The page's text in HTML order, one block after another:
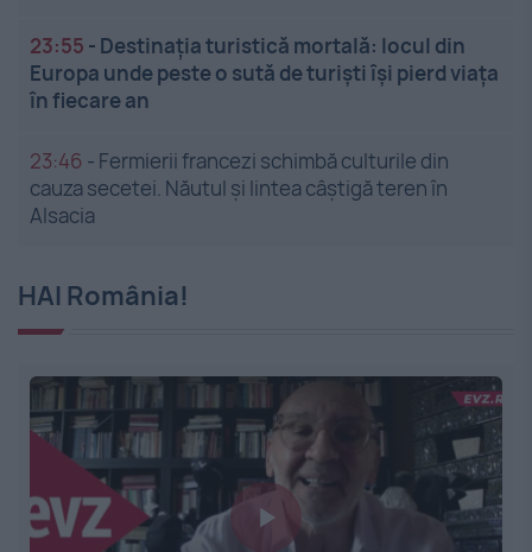
23:55 - Destinația turistică mortală: locul din
Europa unde peste o sută de turiști își pierd viața
în fiecare an
23:46 - Fermierii francezi schimbă culturile din
cauza secetei. Năutul și lintea câștigă teren în
Alsacia
HAI România!